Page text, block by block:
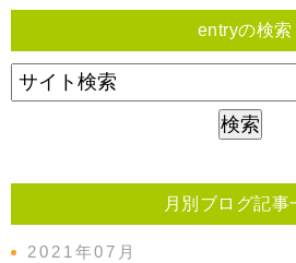
entryの検索
月別ブログ記事
2021年07月